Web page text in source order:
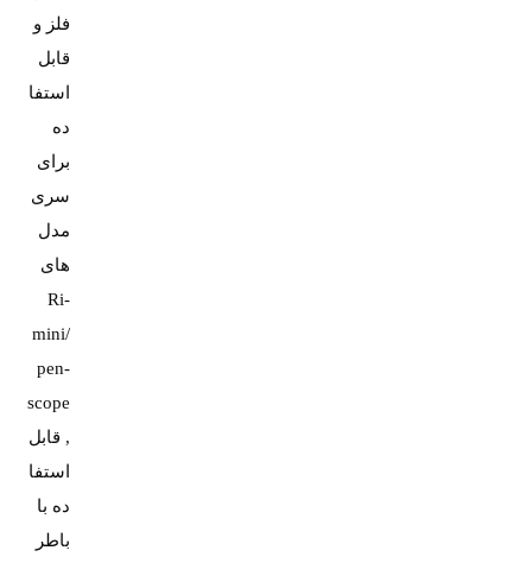
فلز و
قابل
استفا
ده
برای
سری
مدل
های
Ri-
mini/
pen-
scope
, قابل
استفا
ده با
باطر